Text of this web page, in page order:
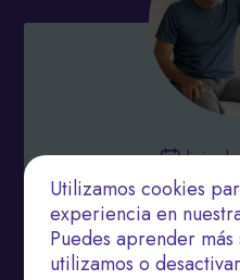
El Papel de la Terapia
Movilidad Articular
Explora cómo la terapia
Utilizamos cookies
experiencia en
Puedes aprender
utilizamos o